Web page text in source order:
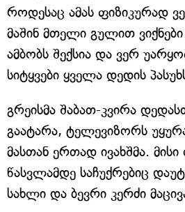
როდესაც ამას ფიზიკურად
მაშინ მთელი გულით
ამბობს შექსია და ვერ
სიტყვები ყველა დედის
გრეისმა შაბათ-კვირა
გაატარა, ტელევიზორს
მასთან ერთად ივახშმა.
წასვლამდე საჩუქრებიც
სახლი და ბევრი კერძი